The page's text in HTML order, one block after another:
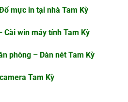
mực in tại nhà Tam Kỳ
Cài win máy tính Tam Kỳ
phòng – Dàn nét Tam Kỳ
Tam Kỳ